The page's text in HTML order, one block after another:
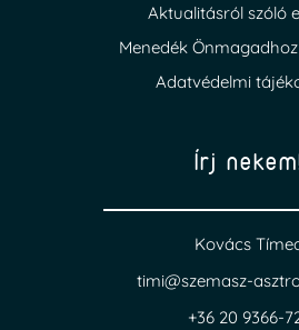
Aktualitásról szóló
Menedék
Adatvédelmi
Írj
Kovács
timi@szemasz-
+36 20 9366-